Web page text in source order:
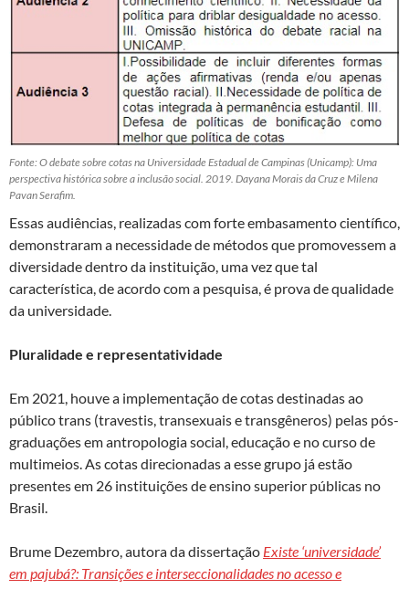
Fonte: O debate sobre cotas na Universidade Estadual de Campinas (Unicamp): Uma
perspectiva histórica sobre a inclusão social. 2019. Dayana Morais da Cruz e Milena
Pavan Serafim.
Essas audiências, realizadas com forte embasamento científico,
demonstraram a necessidade de métodos que promovessem a
diversidade dentro da instituição, uma vez que tal
característica, de acordo com a pesquisa, é prova de qualidade
da universidade.
Pluralidade e representatividade
Em 2021, houve a implementação de cotas destinadas ao
público trans (travestis, transexuais e transgêneros) pelas pós-
graduações em antropologia social, educação e no curso de
multimeios. As cotas direcionadas a esse grupo já estão
presentes em 26 instituições de ensino superior públicas no
Brasil.
Brume Dezembro, autora da dissertação Existe ‘universidade’
em pajubá?: Transições e interseccionalidades no acesso e